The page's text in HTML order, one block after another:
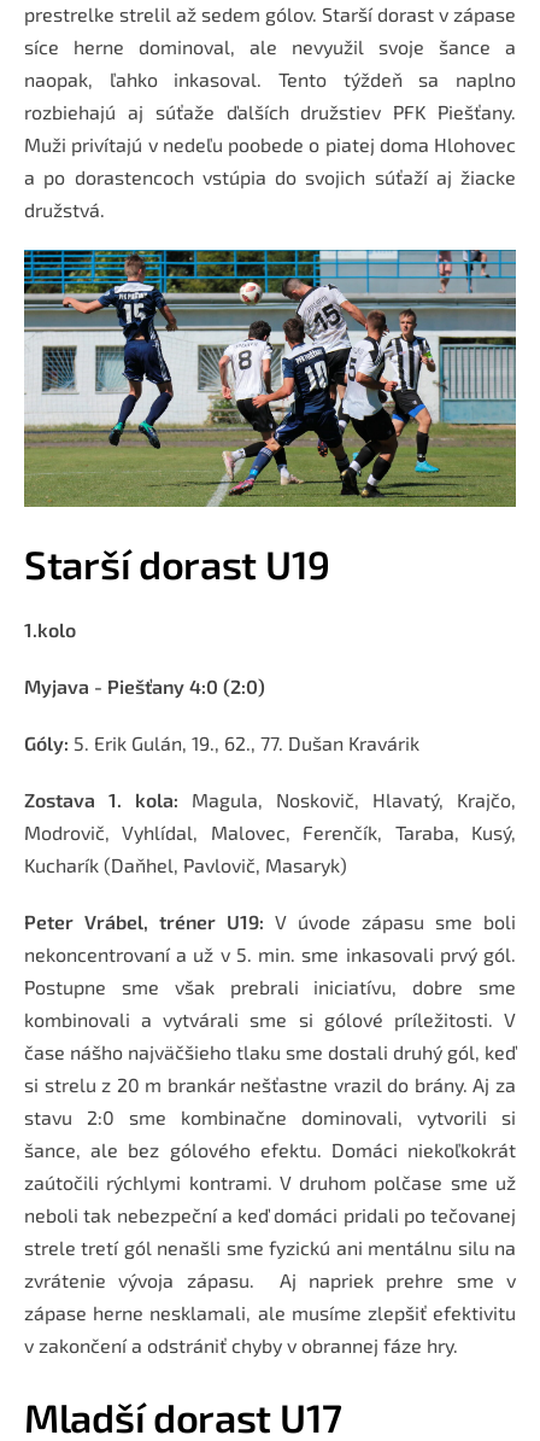
prestrelke strelil až sedem gólov. Starší dorast v zápase
síce herne dominoval, ale nevyužil svoje šance a
naopak, ľahko inkasoval. Tento týždeň sa naplno
rozbiehajú aj súťaže ďalších družstiev PFK Piešťany.
Muži privítajú v nedeľu poobede o piatej doma Hlohovec
a po dorastencoch vstúpia do svojich súťaží aj žiacke
družstvá.
Starší dorast U19
1.kolo
Myjava - Piešťany 4:0 (2:0)
Góly: 5. Erik Gulán, 19., 62., 77. Dušan Kravárik
Zostava 1. kola: Magula, Noskovič, Hlavatý, Krajčo,
Modrovič, Vyhlídal, Malovec, Ferenčík, Taraba, Kusý,
Kucharík (Daňhel, Pavlovič, Masaryk)
Peter Vrábel, tréner U19: V úvode zápasu sme boli
nekoncentrovaní a už v 5. min. sme inkasovali prvý gól.
Postupne sme však prebrali iniciatívu, dobre sme
kombinovali a vytvárali sme si gólové príležitosti. V
čase nášho najväčšieho tlaku sme dostali druhý gól, keď
si strelu z 20 m brankár nešťastne vrazil do brány. Aj za
stavu 2:0 sme kombinačne dominovali, vytvorili si
šance, ale bez gólového efektu. Domáci niekoľkokrát
zaútočili rýchlymi kontrami. V druhom polčase sme už
neboli tak nebezpeční a keď domáci pridali po tečovanej
strele tretí gól nenašli sme fyzickú ani mentálnu silu na
zvrátenie vývoja zápasu. Aj napriek prehre sme v
zápase herne nesklamali, ale musíme zlepšiť efektivitu
v zakončení a odstrániť chyby v obrannej fáze hry.
Mladší dorast U17